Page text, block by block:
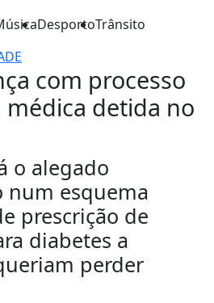
DesportoTrânsito
com processo
detida no
o alegado
num esquema
prescrição de
diabetes a
perder